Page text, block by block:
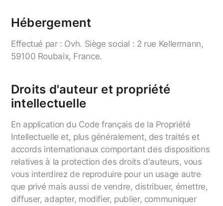
Hébergement
Effectué par : Ovh. Siège social : 2 rue Kellermann,
59100 Roubaix, France.
Droits d'auteur et propriété
intellectuelle
En application du Code français de la Propriété
Intellectuelle et, plus généralement, des traités et
accords internationaux comportant des dispositions
relatives à la protection des droits d'auteurs, vous
vous interdirez de reproduire pour un usage autre
que privé mais aussi de vendre, distribuer, émettre,
diffuser, adapter, modifier, publier, communiquer